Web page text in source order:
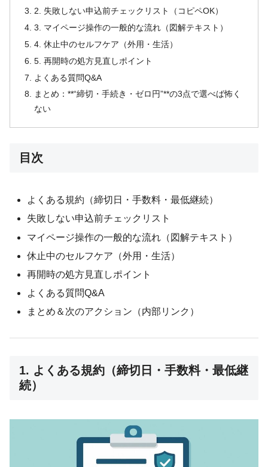
2. 失敗しない申込前チェックリスト（コピペOK）
3. マイページ操作の一般的な流れ（図解テキスト）
4. 休止中のセルフケア（外用・生活）
5. 再開時の処方見直しポイント
よくある質問Q&A
まとめ：**“締切・手続き・ゼロ円”**の3点で選べば怖く
ない
目次
よくある規約（締切日・手数料・最低継続）
失敗しない申込前チェックリスト
マイページ操作の一般的な流れ（図解テキスト）
休止中のセルフケア（外用・生活）
再開時の処方見直しポイント
よくある質問Q&A
まとめ＆次のアクション（内部リンク）
1. よくある規約（締切日・手数料・最低継
続）